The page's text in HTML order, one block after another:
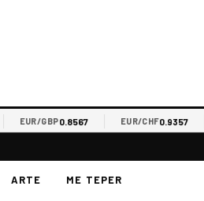
EUR/GBP0.8567 EUR/CHF0.9357
ARTE ME TEPER